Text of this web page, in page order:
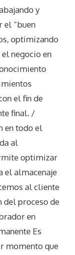
y
el “buen
optimizando
negocio en
el fin de
final. /
en todo el
al
optimizar
el almacenaje
al cliente
proceso de
en
Es
momento que